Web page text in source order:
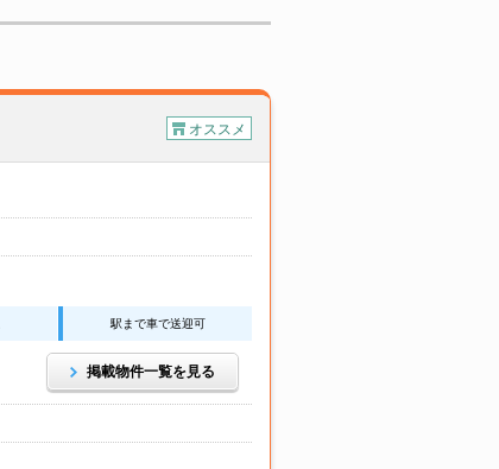
オススメ
駅まで車で送迎可
掲載物件一覧を見る